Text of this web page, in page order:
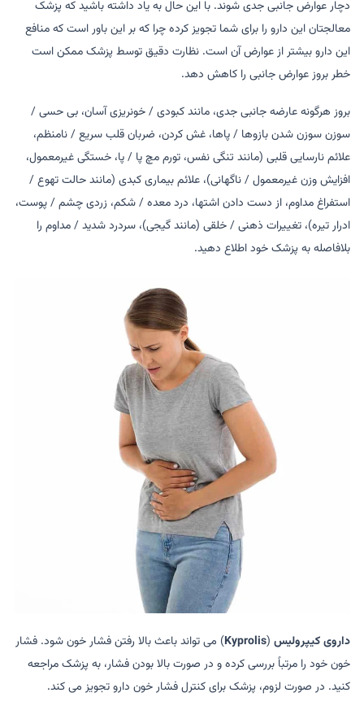
دچار عوارض جانبی جدی شوند. با این حال به یاد داشته باشید که پزشک
معالجتان این دارو را برای شما تجویز کرده چرا که بر این باور است که منافع
این دارو بیشتر از عوارض آن است. نظارت دقیق توسط پزشک ممکن است
خطر بروز عوارض جانبی را کاهش دهد.
بروز هرگونه عارضه جانبی جدی، مانند کبودی / خونریزی آسان، بی حسی /
سوزن سوزن شدن بازوها / پاها، غش کردن، ضربان قلب سریع / نامنظم،
علائم نارسایی قلبی (مانند تنگی نفس، تورم مچ پا / پا، خستگی غیرمعمول،
افزایش وزن غیرمعمول / ناگهانی)، علائم بیماری کبدی (مانند حالت تهوع /
استفراغ مداوم، از دست دادن اشتها، درد معده / شکم، زردی چشم / پوست،
ادرار تیره)، تغییرات ذهنی / خلقی (مانند گیجی)، سردرد شدید / مداوم را
بلافاصله به پزشک خود اطلاع دهید.
داروی کیپرولیس (
Kyprolis) می تواند باعث بالا رفتن فشار خون شود. فشار
خون خود را مرتباً بررسی کرده و در صورت بالا بودن فشار، به پزشک مراجعه
کنید. در صورت لزوم، پزشک برای کنترل فشار خون دارو تجویز می کند.